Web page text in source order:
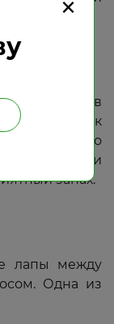
в
к
Часто
краснеет и
запах.
лапы между
Одна из